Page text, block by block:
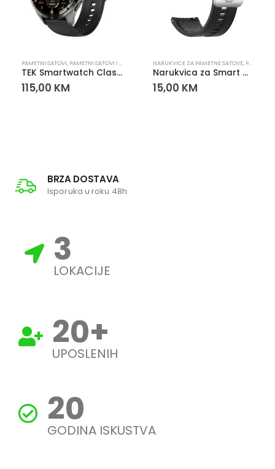
PAMETNI SATOVI, PAMETNI SATOVI I NARUKVICE
TEK Smartwatch Class 4 – AMOLED, Bluetooth pozivi
115,00 KM
NARUKVICE ZA PAMETNE SATOVE, PAMETNI SATOVI
Narukvica za Smart Watch 22 mm Crna
15,00 KM
BRZA DOSTAVA
Isporuka u roku 48h
3
LOKACIJE
20+
UPOSLENIH
20
GODINA ISKUSTVA